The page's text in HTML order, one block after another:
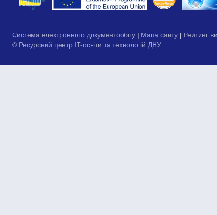
Система електронного документообігу | Мапа сайту | Рейтинг
© Ресурсний центр IT-освіти та технологій ДНУ